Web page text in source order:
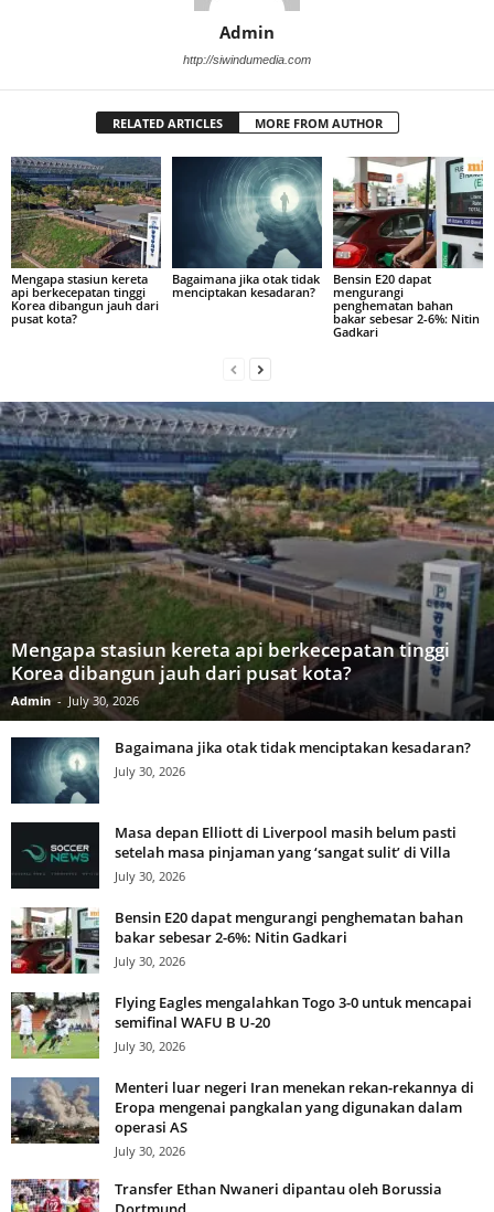
Admin
http://siwindumedia.com
RELATED ARTICLES MORE FROM AUTHOR
Mengapa stasiun kereta
api berkecepatan tinggi
Korea dibangun jauh dari
pusat kota?
Bagaimana jika otak tidak
menciptakan kesadaran?
Bensin E20 dapat
mengurangi
penghematan bahan
bakar sebesar 2-6%: Nitin
Gadkari
Mengapa stasiun kereta api berkecepatan tinggi
Korea dibangun jauh dari pusat kota?
Admin - July 30, 2026
Bagaimana jika otak tidak menciptakan kesadaran?
July 30, 2026
Masa depan Elliott di Liverpool masih belum pasti
setelah masa pinjaman yang ‘sangat sulit’ di Villa
July 30, 2026
Bensin E20 dapat mengurangi penghematan bahan
bakar sebesar 2-6%: Nitin Gadkari
July 30, 2026
Flying Eagles mengalahkan Togo 3-0 untuk mencapai
semifinal WAFU B U-20
July 30, 2026
Menteri luar negeri Iran menekan rekan-rekannya di
Eropa mengenai pangkalan yang digunakan dalam
operasi AS
July 30, 2026
Transfer Ethan Nwaneri dipantau oleh Borussia